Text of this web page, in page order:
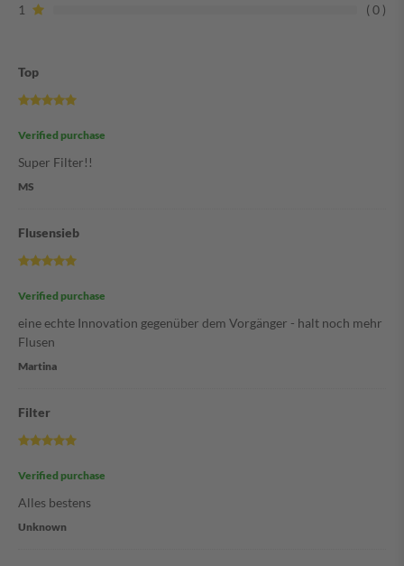
1
0
Top
Verified purchase
Super Filter!!
MS
Flusensieb
Verified purchase
eine echte Innovation gegenüber dem Vorgänger - halt noch mehr
Flusen
Martina
Filter
Verified purchase
Alles bestens
Unknown